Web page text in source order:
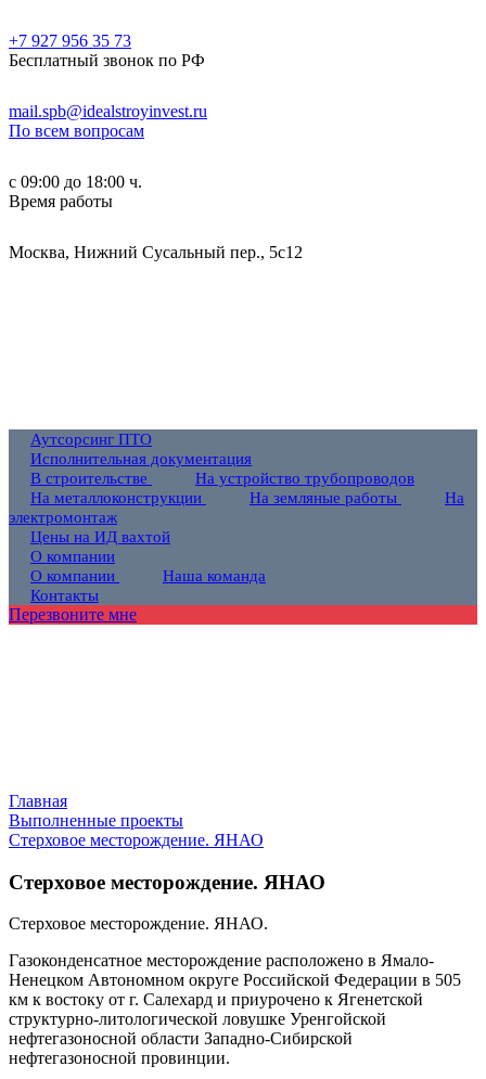
+7 927 956 35 73
Бесплатный звонок по РФ
mail.spb@idealstroyinvest.ru
По всем вопросам
с 09:00 до 18:00 ч.
Время работы
Москва, Нижний Сусальный пер., 5c12
Аутсорсинг ПТО
Исполнительная документация
В строительстве
На устройство трубопроводов
На металлоконструкции
На земляные работы
На
электромонтаж
Цены на ИД вахтой
О компании
О компании
Наша команда
Контакты
Перезвоните мне
Главная
Выполненные проекты
Стерховое месторождение. ЯНАО
Стерховое месторождение. ЯНАО
Стерховое месторождение. ЯНАО.
Газоконденсатное месторождение расположено в Ямало-
Ненецком Автономном округе Российской Федерации в 505
км к востоку от г. Салехард и приурочено к Ягенетской
структурно-литологической ловушке Уренгойской
нефтегазоносной области Западно-Сибирской
нефтегазоносной провинции.